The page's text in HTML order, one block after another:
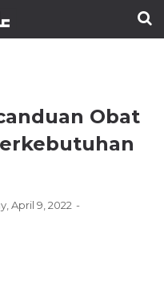
Obat
April 9, 2022